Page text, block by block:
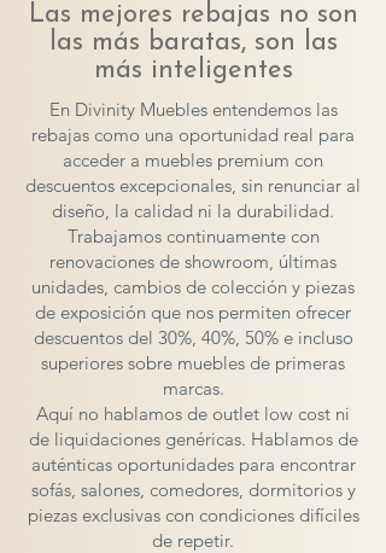
Las mejores rebajas no son
las más baratas, son las
más inteligentes
En Divinity Muebles entendemos las
rebajas como una oportunidad real para
acceder a muebles premium con
descuentos excepcionales, sin renunciar al
diseño, la calidad ni la durabilidad.
Trabajamos continuamente con
renovaciones de showroom, últimas
unidades, cambios de colección y piezas
de exposición que nos permiten ofrecer
descuentos del 30%, 40%, 50% e incluso
superiores sobre muebles de primeras
marcas.
Aquí no hablamos de outlet low cost ni
de liquidaciones genéricas. Hablamos de
auténticas oportunidades para encontrar
sofás, salones, comedores, dormitorios y
piezas exclusivas con condiciones difíciles
de repetir.